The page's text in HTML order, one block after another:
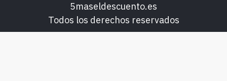
5maseldescuento.es
Todos los derechos reservados